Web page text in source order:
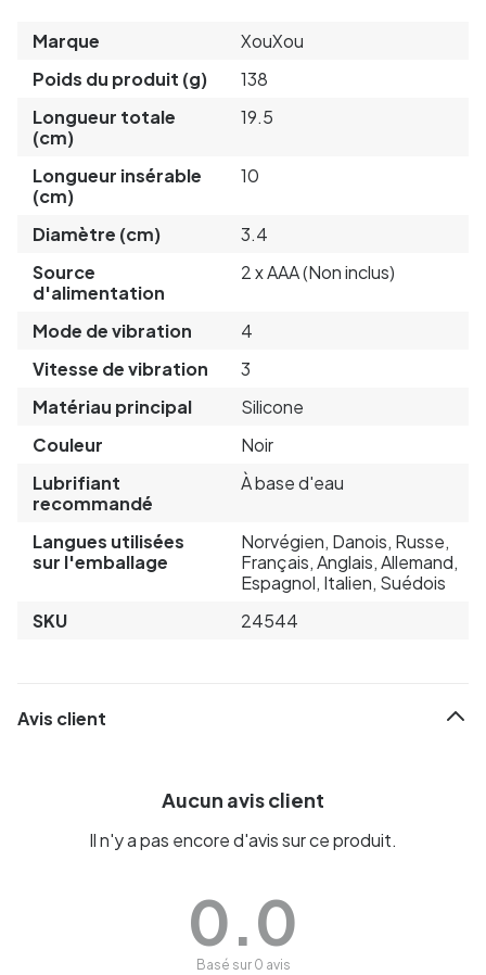
Marque
XouXou
Poids du produit (g)
138
Longueur totale
(cm)
19.5
Longueur insérable
(cm)
10
Diamètre (cm)
3.4
Source
d'alimentation
2 x AAA (Non inclus)
Mode de vibration
4
Vitesse de vibration
3
Matériau principal
Silicone
Couleur
Noir
Lubrifiant
recommandé
À base d'eau
Langues utilisées
sur l'emballage
Norvégien, Danois, Russe,
Français, Anglais, Allemand,
Espagnol, Italien, Suédois
SKU
24544
Avis client
Aucun avis client
Il n'y a pas encore d'avis sur ce produit.
0.0
Basé sur 0 avis